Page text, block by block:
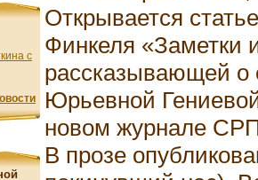
с
Открывается
Финкеля «Заметки
рассказывающей о
Юрьевной
новом журнале
В прозе